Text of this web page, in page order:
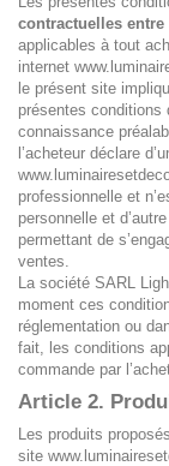
contractuelles
applicables à tout
internet
le présent site
présentes conditions
connaissance
l’acheteur déclare
professionnelle et
personnelle et
permettant de
ventes.
La société SARL
moment ces
réglementation ou
fait, les conditions
commande par
Article 2.
Les produits
site